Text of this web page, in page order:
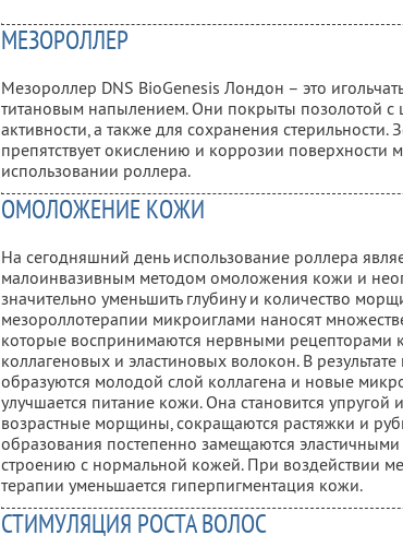
МЕЗОРОЛЛЕР
Мезороллер DNS BioGenesis Лондон – это
титановым напылением. Они покрыты позолотой
активности, а также для сохранения стерильности.
препятствует окислению и коррозии поверхности
использовании роллера.
ОМОЛОЖЕНИЕ КОЖИ
На сегодняшний день использование роллера
малоинвазивным методом омоложения кожи и
значительно уменьшить глубину и количество
мезороллотерапии микроиглами наносят
которые воспринимаются нервными рецепторами
коллагеновых и эластиновых волокон. В
образуются молодой слой коллагена и новые
улучшается питание кожи. Она становится упругой
возрастные морщины, сокращаются растяжки и
образования постепенно замещаются эластичными
строению с нормальной кожей. При воздействии
терапии уменьшается гиперпигментация кожи.
СТИМУЛЯЦИЯ РОСТА ВОЛОС